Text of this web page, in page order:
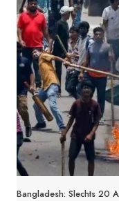
Bangladesh: Slechts 20